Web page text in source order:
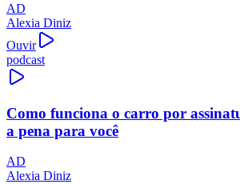
AD
Alexia Diniz
Ouvir
podcast
Como funciona o carro por
a pena para você
AD
Alexia Diniz